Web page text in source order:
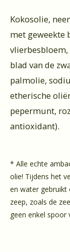
Kokosolie,
met geweekte
blad van de
palmolie,
etherische
pepermunt,
antioxidant).
* Alle echte
olie! Tijdens het
en water gebruikt
zeep, zoals de
geen enkel spoor